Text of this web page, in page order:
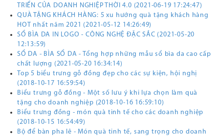
TRIỂN CỦA DOANH NGHIỆP THỜI 4.0 (2021-06-19 17:24:47)
QUÀ TẶNG KHÁCH HÀNG: 5 xu hướng quà tặng khách hàng
HOT nhất năm 2021 (2021-05-12 14:26:49)
SỔ BÌA DA IN LOGO - CÔNG NGHỆ ĐẶC SẮC (2021-05-20
12:13:59)
SỔ DA - BÌA SỔ DA - Tổng hợp những mẫu sổ bìa da cao cấp
chất lượng (2021-05-20 16:34:14)
Top 5 biểu trưng gỗ đồng đẹp cho các sự kiện, hội nghị
(2018-10-17 16:59:54)
Biểu trưng gỗ đồng - Một số lưu ý khi lựa chọn làm quà
tặng cho doanh nghiệp (2018-10-16 16:59:10)
Biểu trưng đồng - món quà tinh tế cho các doanh nghiệp
(2018-10-15 16:54:49)
Bộ để bàn pha lê - Món quà tinh tế, sang trọng cho doanh